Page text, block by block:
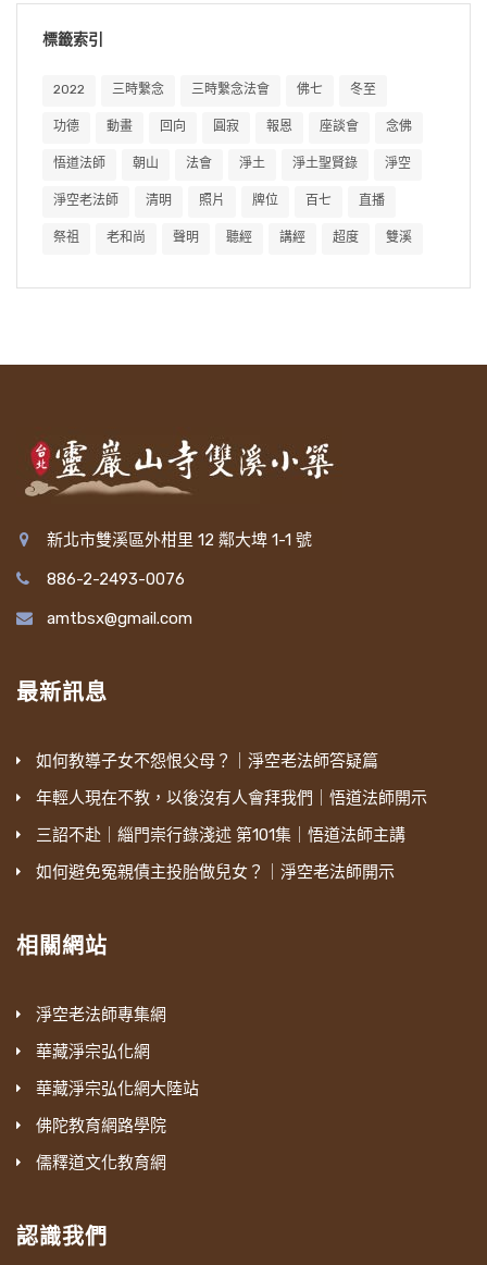
標籤索引
2022 三時繫念 三時繫念法會 佛七 冬至
功德 動畫 回向 圓寂 報恩 座談會 念佛
悟道法師 朝山 法會 淨土 淨土聖賢錄 淨空
淨空老法師 清明 照片 牌位 百七 直播
祭祖 老和尚 聲明 聽經 講經 超度 雙溪
新北市雙溪區外柑里 12 鄰大埤 1-1 號
886-2-2493-0076
amtbsx@gmail.com
最新訊息
如何教導子女不怨恨父母？｜淨空老法師答疑篇
年輕人現在不教，以後沒有人會拜我們｜悟道法師開示
三詔不赴｜緇門崇行錄淺述 第101集｜悟道法師主講
如何避免冤親債主投胎做兒女？｜淨空老法師開示
相關網站
淨空老法師專集網
華藏淨宗弘化網
華藏淨宗弘化網大陸站
佛陀教育網路學院
儒釋道文化教育網
認識我們